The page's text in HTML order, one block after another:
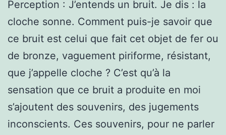
Perception : J’entends un bruit. Je dis : la
cloche sonne. Comment puis-je savoir que
ce bruit est celui que fait cet objet de fer ou
de bronze, vaguement piriforme, résistant,
que j’appelle cloche ? C’est qu’à la
sensation que ce bruit a produite en moi
s’ajoutent des souvenirs, des jugements
inconscients. Ces souvenirs, pour ne parler